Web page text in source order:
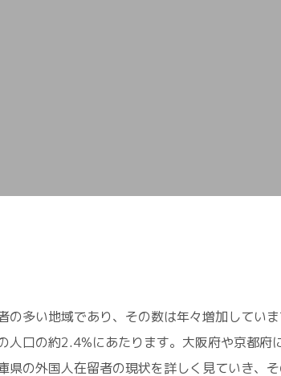
の多い地域であり、その数は年々増加して
人口の約2.4%にあたります。大阪府や京都
の外国人在留者の現状を詳しく見ていき、